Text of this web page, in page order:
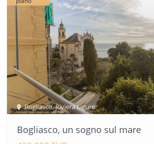
Bogliasco,Riviera Ligure
Bogliasco, un sogno sul mare